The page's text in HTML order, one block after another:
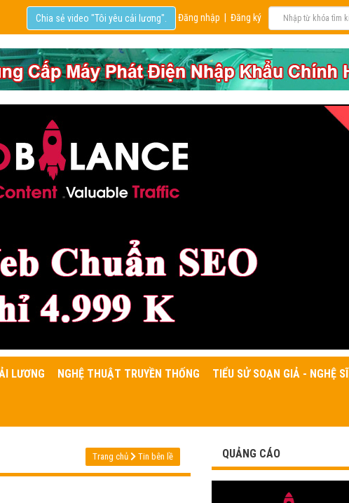
Đăng nhập Đăng ký
Chia sẻ video "Tôi yêu cải lương".
LƯƠNG NGHỆ THUẬT TRUYỀN THỐNG TIỂU SỬ SOẠN GIẢ - NGHỆ SĨ
Trang chủ Tin bên lề QUẢNG CÁO